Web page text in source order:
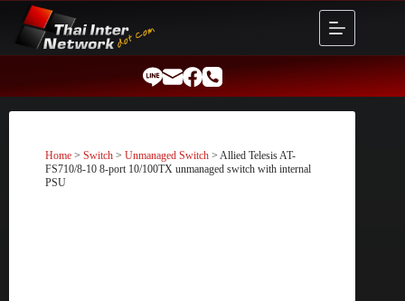
content
Home > Switch > Unmanaged Switch > Allied Telesis AT-
FS710/8-10 8-port 10/100TX unmanaged switch with internal
PSU